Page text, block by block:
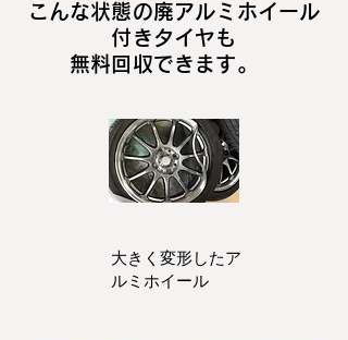
こんな状態の廃アルミホイール
付きタイヤも
無料回収できます。
大きく変形したア
ルミホイール